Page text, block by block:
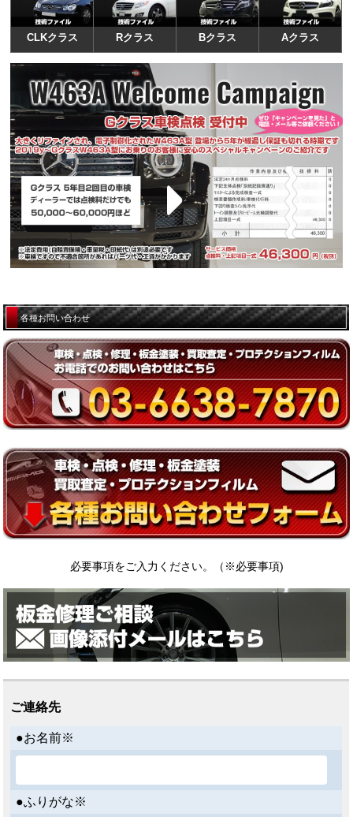
CLKクラス Rクラス Bクラス Aクラス
各種お問い合わせ
必要事項をご入力ください。（ ※必要事項)
ご連絡先
●お名前※
●ふりがな※